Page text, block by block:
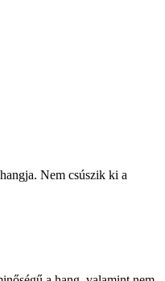
Nem csúszik ki a